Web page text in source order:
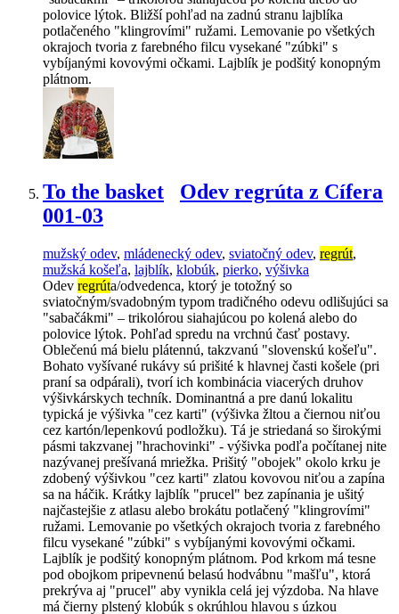
polovice lýtok. Bližší pohľad na zadnú stranu lajblíka
potlačeného "klingrovími" ružami. Lemovanie po všetkých
okrajoch tvoria z farebného filcu vysekané "zúbki" s
vybíjanými kovovými očkami. Lajblík je podšitý konopným
plátnom.
To the basket
Odev regrúta z Cífera
001-03
mužský odev, mládenecký odev, sviatočný odev, regrút,
mužská košeľa, lajblík, klobúk, pierko, výšivka
Odev regrúta/odvedenca, ktorý je totožný so
sviatočným/svadobným typom tradičného odevu odlišujúci sa
"sabačákmi" – trikolórou siahajúcou po kolená alebo do
polovice lýtok. Pohľad spredu na vrchnú časť postavy.
Oblečenú má bielu plátennú, takzvanú "slovenskú košeľu".
Bohato vyšívané rukávy sú prišité k hlavnej časti košele (pri
praní sa odpárali), tvorí ich kombinácia viacerých druhov
výšivkárskych techník. Dominantná a pre danú lokalitu
typická je výšivka "cez karti" (výšivka žltou a čiernou niťou
cez kartón/lepenkovú podložku). Tá je striedaná so širokými
pásmi takzvanej "hrachovinki" - výšivka podľa počítanej nite
nazývanej prešívaná mriežka. Prišitý "obojek" okolo krku je
zdobený výšivkou "cez karti" zlatou kovovou niťou a zapína
sa na háčik. Krátky lajblík "prucel" bez zapínania je ušitý
najčastejšie z atlasu alebo brokátu potlačený "klingrovími"
ružami. Lemovanie po všetkých okrajoch tvoria z farebného
filcu vysekané "zúbki" s vybíjanými kovovými očkami.
Lajblík je podšitý konopným plátnom. Pod krkom má tesne
pod obojkom pripevnenú belasú hodvábnu "mašľu", ktorá
prekrýva aj "prucel" aby vynikla celá jej výzdoba. Na hlave
má čierny plstený klobúk s okrúhlou hlavou s úzkou